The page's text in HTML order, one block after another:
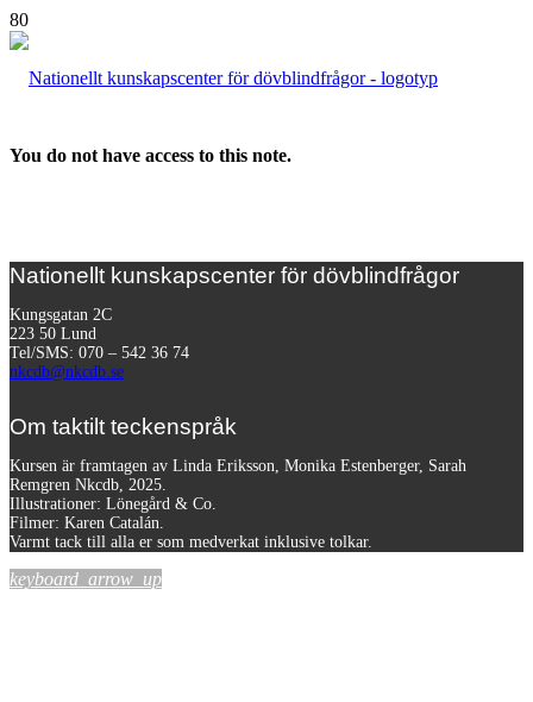
You do not have access to this note.
Nationellt kunskapscenter för dövblindfrågor
Kungsgatan 2C
223 50 Lund
Tel/SMS: 070 – 542 36 74
nkcdb@nkcdb.se
Om taktilt teckenspråk
Kursen är framtagen av Linda Eriksson, Monika Estenberger, Sarah
Remgren Nkcdb, 2025.
Illustrationer: Lönegård & Co.
Filmer: Karen Catalán.
Varmt tack till alla er som medverkat inklusive tolkar.
keyboard_arrow_up